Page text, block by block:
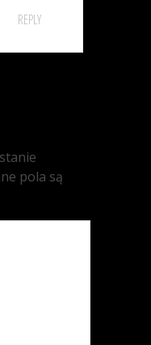
REPLY
pola są